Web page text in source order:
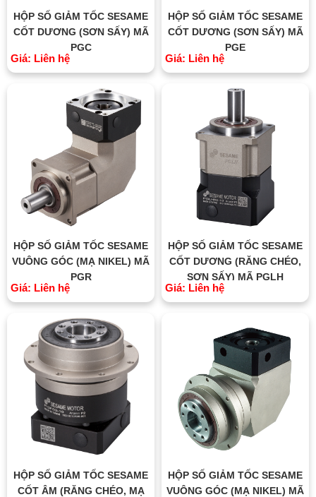
HỘP SỐ GIẢM TỐC SESAME
CỐT DƯƠNG (SƠN SẤY) MÃ
PGC
Giá: Liên hệ
HỘP SỐ GIẢM TỐC SESAME
CỐT DƯƠNG (SƠN SẤY) MÃ
PGE
Giá: Liên hệ
HỘP SỐ GIẢM TỐC SESAME
VUÔNG GÓC (MẠ NIKEL) MÃ
PGR
Giá: Liên hệ
HỘP SỐ GIẢM TỐC SESAME
CỐT DƯƠNG (RĂNG CHÉO,
SƠN SẤY) MÃ PGLH
Giá: Liên hệ
HỘP SỐ GIẢM TỐC SESAME
CỐT ÂM (RĂNG CHÉO, MẠ
HỘP SỐ GIẢM TỐC SESAME
VUÔNG GÓC (MẠ NIKEL) MÃ